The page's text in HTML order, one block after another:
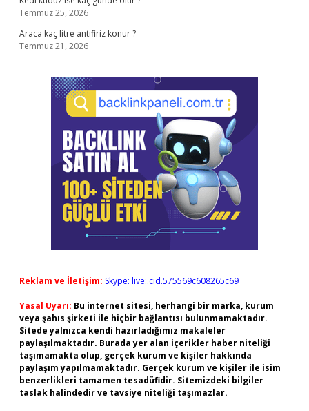
Temmuz 25, 2026
Araca kaç litre antifiriz konur ?
Temmuz 21, 2026
Reklam ve İletişim: Skype: live:.cid.575569c608265c69
Yasal Uyarı: Bu internet sitesi, herhangi bir marka, kurum
veya şahıs şirketi ile hiçbir bağlantısı bulunmamaktadır.
Sitede yalnızca kendi hazırladığımız makaleler
paylaşılmaktadır. Burada yer alan içerikler haber niteliği
taşımamakta olup, gerçek kurum ve kişiler hakkında
paylaşım yapılmamaktadır. Gerçek kurum ve kişiler ile isim
benzerlikleri tamamen tesadüfidir. Sitemizdeki bilgiler
taslak halindedir ve tavsiye niteliği taşımazlar.